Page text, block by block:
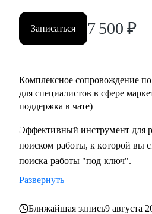
Записаться 7 500 ₽
Комплексное сопровождение
для специалистов в сфере
поддержка в чате)
Эффективный инструмент для
поиском работы, к которой вы
поиска работы "под ключ".
Развернуть
Ближайшая запись9 августа